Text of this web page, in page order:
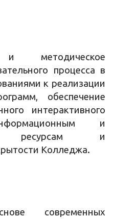
и методическое
процесса в
к реализации
обеспечение
интерактивного
и
ресурсам и
Колледжа.
современных